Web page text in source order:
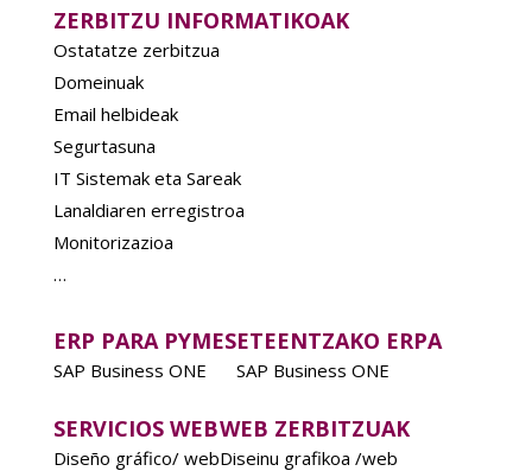
ZERBITZU INFORMATIKOAK
Ostatatze zerbitzua
Domeinuak
Email helbideak
Segurtasuna
IT Sistemak eta Sareak
Lanaldiaren erregistroa
Monitorizazioa
…
ERP PARA PYMES
SAP Business ONE
ETEENTZAKO ERPA
SAP Business ONE
SERVICIOS WEB
Diseño gráfico/ web
WEB ZERBITZUAK
Diseinu grafikoa /web